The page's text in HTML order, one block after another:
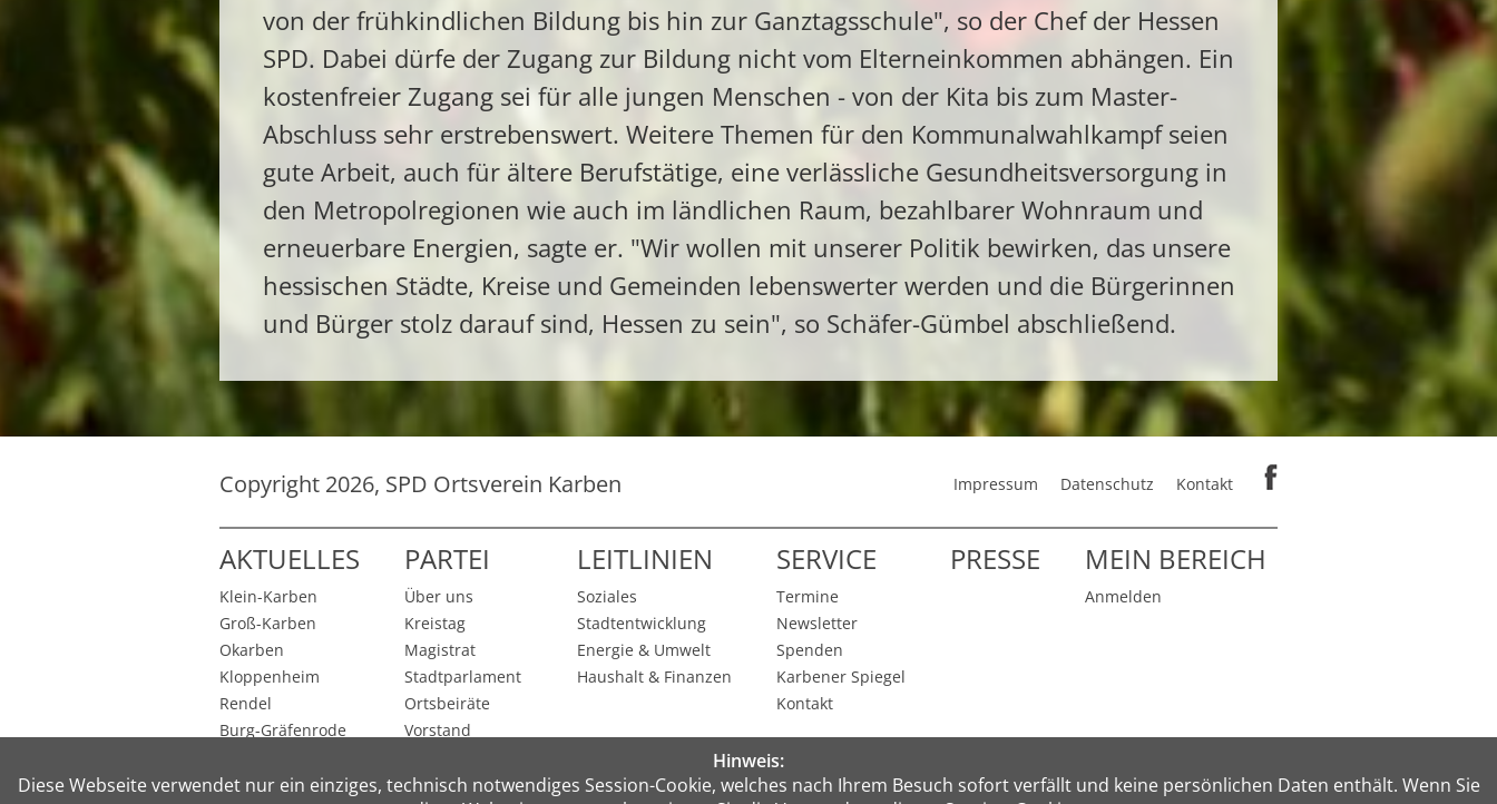
Hinweis:
Diese Webseite verwendet nur ein einziges, technisch notwendiges Session-Cookie, welches nach Ihrem Besuch sofort verfällt und keine persönlichen Daten enthält. Wenn Sie
von der frühkindlichen Bildung bis hin zur Ganztagsschule", so der Chef der Hessen
SPD. Dabei dürfe der Zugang zur Bildung nicht vom Elterneinkommen abhängen. Ein
kostenfreier Zugang sei für alle jungen Menschen - von der Kita bis zum Master-
Abschluss sehr erstrebenswert. Weitere Themen für den Kommunalwahlkampf seien
gute Arbeit, auch für ältere Berufstätige, eine verlässliche Gesundheitsversorgung in
den Metropolregionen wie auch im ländlichen Raum, bezahlbarer Wohnraum und
erneuerbare Energien, sagte er. "Wir wollen mit unserer Politik bewirken, das unsere
hessischen Städte, Kreise und Gemeinden lebenswerter werden und die Bürgerinnen
und Bürger stolz darauf sind, Hessen zu sein", so Schäfer-Gümbel abschließend.
Copyright 2026, SPD Ortsverein Karben Kontakt
Datenschutz
Impressum
AKTUELLES
Klein-Karben
Groß-Karben
Okarben
Kloppenheim
Rendel
Burg-Gräfenrode
News-Archiv
PARTEI
Über uns
Kreistag
Magistrat
Stadtparlament
Ortsbeiräte
Vorstand
Kandidaturen
LEITLINIEN
Soziales
Stadtentwicklung
Energie & Umwelt
Haushalt & Finanzen
SERVICE
Termine
Newsletter
Spenden
Karbener Spiegel
Kontakt
PRESSE MEIN BEREICH
Anmelden